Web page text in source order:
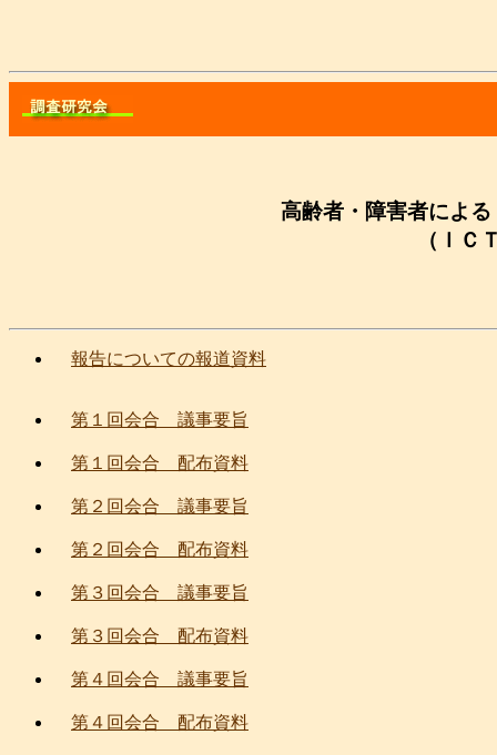
高齢者・障害者による
（ＩＣ
報告についての報道資料
第１回会合 議事要旨
第１回会合 配布資料
第２回会合 議事要旨
第２回会合 配布資料
第３回会合 議事要旨
第３回会合 配布資料
第４回会合 議事要旨
第４回会合 配布資料